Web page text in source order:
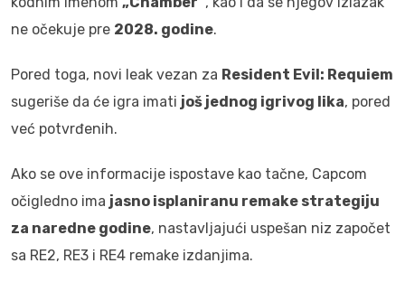
ne očekuje pre 2028. godine.
Pored toga, novi leak vezan za Resident Evil: Requiem
sugeriše da će igra imati još jednog igrivog lika, pored
već potvrđenih.
Ako se ove informacije ispostave kao tačne, Capcom
očigledno ima jasno isplaniranu remake strategiju
za naredne godine, nastavljajući uspešan niz započet
sa RE2, RE3 i RE4 remake izdanjima.